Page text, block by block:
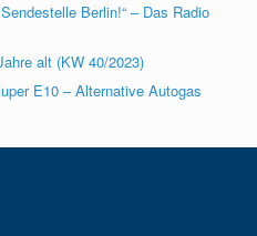
Berlin!“ – Das Radio
alt (KW 40/2023)
E10 – Alternative Autogas